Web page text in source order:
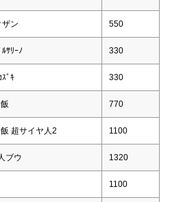
ン 550
ｻﾘｰﾉ 330
ﾞｷ 330
770
超サイヤ人2 1100
ブウ 1320
1100